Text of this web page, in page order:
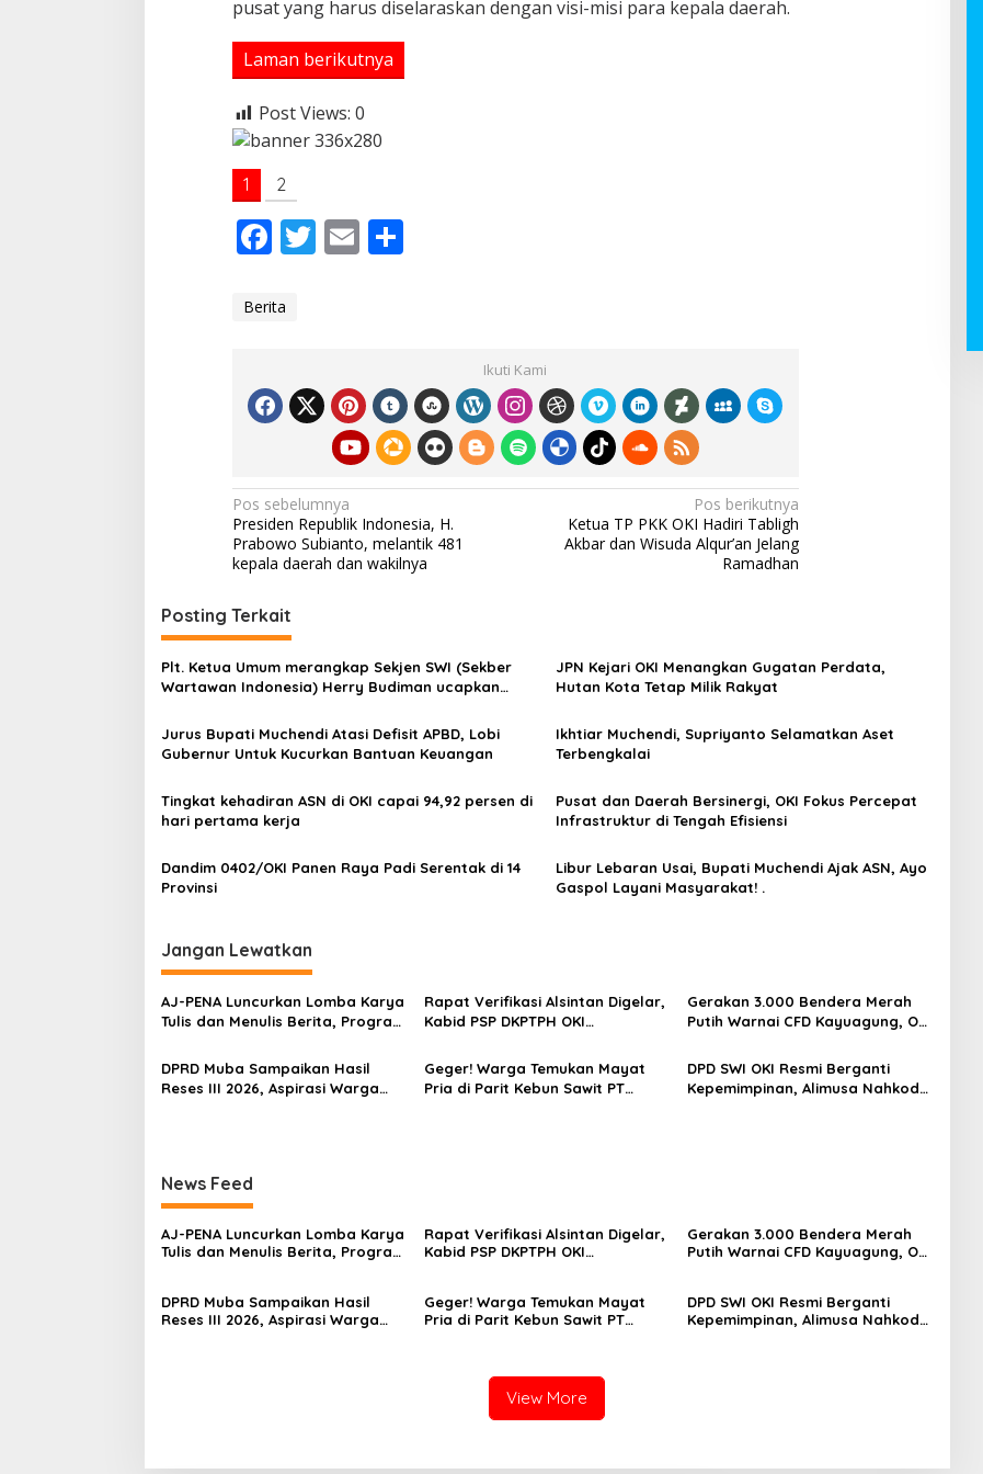
pusat yang harus diselaraskan dengan visi-misi para kepala daerah.
Laman berikutnya
Post Views: 0
1 2
F
e
o
o
T E S
Berita
Ikuti Kami
N
a
v
i
g
a
s
i
p
o
s
Pos sebelumnya
Presiden Republik Indonesia, H.
Prabowo Subianto, melantik 481
kepala daerah dan wakilnya
Pos berikutnya
Ketua TP PKK OKI Hadiri Tabligh
Akbar dan Wisuda Alqur’an Jelang
Ramadhan
Posting Terkait
Plt. Ketua Umum merangkap Sekjen SWI (Sekber
Wartawan Indonesia) Herry Budiman ucapkan
Jabat Ketua Dewan Pers 2025 – 2028.
JPN Kejari OKI Menangkan Gugatan Perdata,
Hutan Kota Tetap Milik Rakyat
Jurus Bupati Muchendi Atasi Defisit APBD, Lobi
Gubernur Untuk Kucurkan Bantuan Keuangan
Ikhtiar Muchendi, Supriyanto Selamatkan Aset
Terbengkalai
Tingkat kehadiran ASN di OKI capai 94,92 persen di
hari pertama kerja
Pusat dan Daerah Bersinergi, OKI Fokus Percepat
Infrastruktur di Tengah Efisiensi
Dandim 0402/OKI Panen Raya Padi Serentak di 14
Provinsi
Libur Lebaran Usai, Bupati Muchendi Ajak ASN, Ayo
Gaspol Layani Masyarakat! .
Jangan Lewatkan
‎AJ-PENA Luncurkan Lomba Karya
Tulis dan Menulis Berita, Program
Jurnalis Muda Berdaya Saing
Rapat Verifikasi Alsintan Digelar,
Kabid PSP DKPTPH OKI
Dugaan Gratifikasi
Gerakan 3.000 Bendera Merah
Putih Warnai CFD Kayuagung, OKI
Semangat Persatuan
DPRD Muba Sampaikan Hasil
Reses III 2026, Aspirasi Warga
Geger! Warga Temukan Mayat
Pria di Parit Kebun Sawit PT
DPD SWI OKI Resmi Berganti
Kepemimpinan, Alimusa Nahkodai
News Feed
‎AJ-PENA Luncurkan Lomba Karya
Tulis dan Menulis Berita, Program
Rapat Verifikasi Alsintan Digelar,
Kabid PSP DKPTPH OKI
Gerakan 3.000 Bendera Merah
Putih Warnai CFD Kayuagung, OKI
DPRD Muba Sampaikan Hasil
Reses III 2026, Aspirasi Warga
Geger! Warga Temukan Mayat
Pria di Parit Kebun Sawit PT
DPD SWI OKI Resmi Berganti
Kepemimpinan, Alimusa Nahkodai
View More